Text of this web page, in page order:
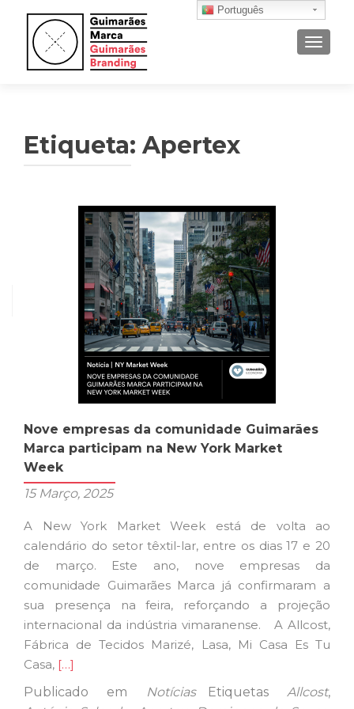
Etiqueta: Apertex
Nove empresas da comunidade Guimarães
Marca participam na New York Market
Week
15 Março, 2025
A New York Market Week está de volta ao
calendário do setor têxtil-lar, entre os dias 17 e 20
de março. Este ano, nove empresas da
comunidade Guimarães Marca já confirmaram a
sua presença na feira, reforçando a projeção
internacional da indústria vimaranense. A Allcost,
Fábrica de Tecidos Marizé, Lasa, Mi Casa Es Tu
Casa, Ler
mais
sobreNove
[…]
Publicado em
Notícias EtiquetasAllcost,
Português